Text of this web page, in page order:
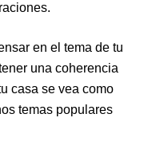
en el tema de tu
una coherencia
casa se vea como
temas populares